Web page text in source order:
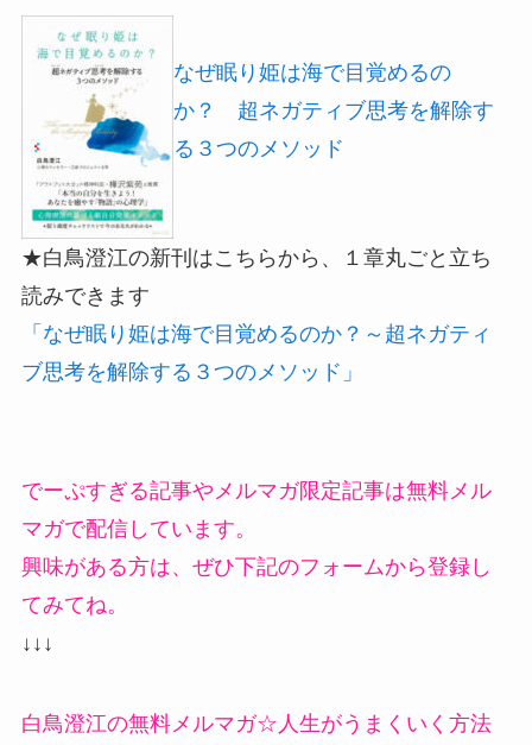
なぜ眠り姫は海で目覚めるの
か？ 超ネガティブ思考を解除す
る３つのメソッド
★白鳥澄江の新刊はこちらから、１章丸ごと立ち
読みできます
「なぜ眠り姫は海で目覚めるのか？～超ネガティ
ブ思考を解除する３つのメソッド」
でーぷすぎる記事やメルマガ限定記事は無料メル
マガで配信しています。
興味がある方は、ぜひ下記のフォームから登録し
てみてね。
↓↓↓
白鳥澄江の無料メルマガ☆人生がうまくいく方法